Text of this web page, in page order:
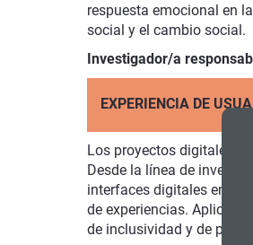
respuesta emocional en
social y el cambio social.
Investigador/a
EXPERIENCIA DE
Los proyectos digitales
Desde la línea de
interfaces digitales
de experiencias.
de inclusividad y de